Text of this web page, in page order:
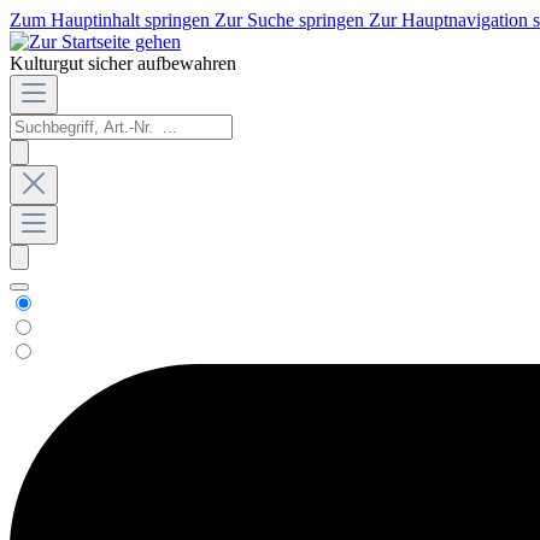
Zum Hauptinhalt springen Zur Suche springen Zur Hauptnavigation
Kulturgut sicher aufbewahren